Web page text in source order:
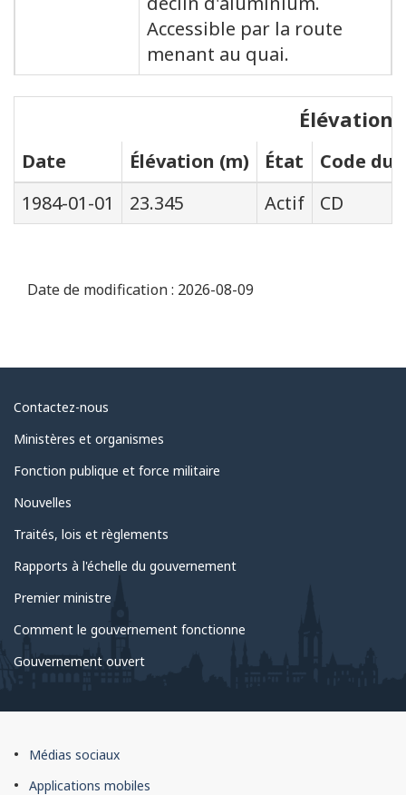
Accessible par la route
menant au quai.
Élévations
Date Élévation (m) État
Code du
1984-01-01
23.345 Actif CD
Date de modification : 2026-08-09
Au
sujet
du
gouvernement
Contactez-nous
Ministères et organismes
Fonction publique et force militaire
Nouvelles
Traités, lois et règlements
Rapports à l'échelle du gouvernement
Premier ministre
Comment le gouvernement fonctionne
Gouvernement ouvert
À
propos
Médias sociaux
Applications mobiles